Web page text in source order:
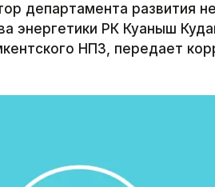
департамента развития
энергетики РК Куаныш
НПЗ, передает